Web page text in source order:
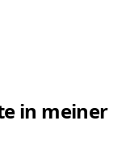
in meiner